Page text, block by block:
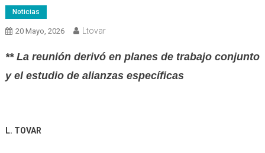
Noticias
20 Mayo, 2026 Ltovar
** La reunión derivó en planes de trabajo conjunto
y el estudio de alianzas específicas
L. TOVAR